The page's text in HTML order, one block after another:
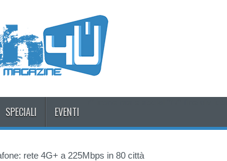
SPECIALI EVENTI
rete 4G+ a 225Mbps in 80 città